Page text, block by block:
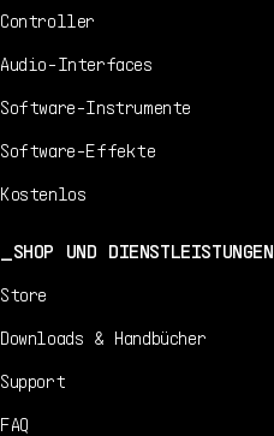
Controller
Audio-Interfaces
Software-Instrumente
Software-Effekte
Kostenlos
SHOP UND DIENSTLEISTUNGEN
Store
Downloads & Handbücher
Support
FAQ